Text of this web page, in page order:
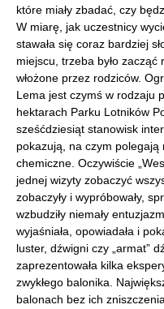
które miały zbadać, czy
W miarę, jak uczestnicy
stawała się coraz bardziej
miejscu, trzeba było zacząć
włożone przez rodziców.
Lema jest czymś w rodzaju
hektarach Parku Lotników
sześćdziesiąt stanowisk
pokazują, na czym
chemiczne. Oczywiście
jednej wizyty zobaczyć
zobaczyły i wypróbowały,
wzbudziły niemały
wyjaśniała, opowiadała i
luster, dźwigni czy „armat”
zaprezentowała kilka
zwykłego balonika.
balonach bez ich